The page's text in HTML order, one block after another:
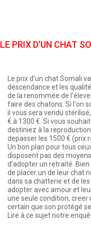
LE PRIX D'UN CHAT
Le prix d'un chat Somali
descendance et les
de la renommée de
faire des chatons. Si l'on
il vous sera vendu
€ à 1300 €. Si vous
destiniez à la
depasser les 1500 € (prix
Un bon plan pour tous
disposent pas des
d'adopter un retraité.
de placer un de leur chat
dans sa chatterie et de
adopter avec amour et
une seule condition,
certain que son protégé
Lire à ce sujet notre